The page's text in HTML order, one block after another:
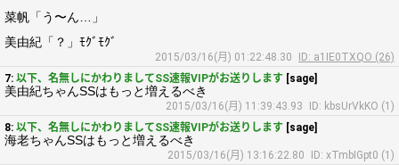
菜帆「う〜ん…」
美由紀「？」ﾓｸﾞﾓｸﾞ
2015/03/16(月) 01:22:48.30
ID: a1IE0TXQO (26)
7: 以下、名無しにかわりましてSS速報VIPがお送りします [sage]
美由紀ちゃんSSはもっと増えるべき
2015/03/16(月) 11:39:43.93
ID: kbsUrVkKO (1)
8: 以下、名無しにかわりましてSS速報VIPがお送りします [sage]
海老ちゃんSSはもっと増えるべき
2015/03/16(月) 13:16:22.80
ID: xTmbIGpt0 (1)